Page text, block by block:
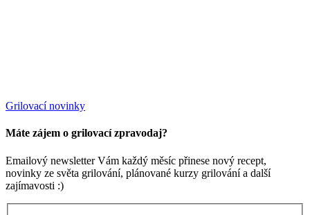
Grilovací novinky
Máte zájem o grilovací zpravodaj?
Emailový newsletter Vám každý měsíc přinese nový recept,
novinky ze světa grilování, plánované kurzy grilování a další
zajímavosti :)